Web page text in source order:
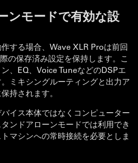
ンモードで有効な設
する場合、Wave XLR Proは前回
の保存済み設定を保持します。こ
、EQ、Voice TuneなどのDSPエ
ミキシングルーティングと出力ア
持されます。
イス本体ではなくコンピューター
ンドアローンモードでは利用でき
マシンへの常時接続を必要としま